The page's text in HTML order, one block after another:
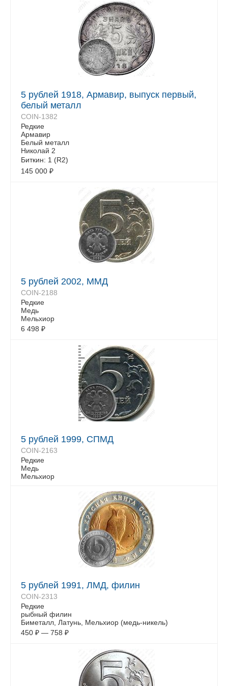
5 рублей 1918, Армавир, выпуск первый,
белый металл
COIN-1382
Редкие
Армавир
Белый металл
Николай 2
Биткин: 1 (R2)
145 000 ₽
5 рублей 2002, ММД
COIN-2188
Редкие
Медь
Мельхиор
6 498 ₽
5 рублей 1999, СПМД
COIN-2163
Редкие
Медь
Мельхиор
5 рублей 1991, ЛМД, филин
COIN-2313
Редкие
рыбный филин
Биметалл, Латунь, Мельхиор (медь-никель)
450 ₽ — 758 ₽